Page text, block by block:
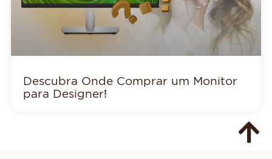
Descubra Onde Comprar um Monitor
para Designer!